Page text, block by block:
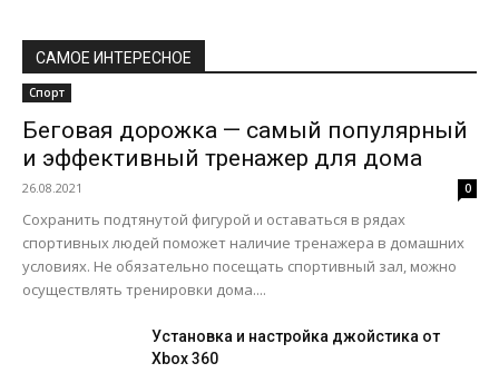
САМОЕ ИНТЕРЕСНОЕ
Спорт
Беговая дорожка — самый популярный
и эффективный тренажер для дома
26.08.2021 0
Сохранить подтянутой фигурой и оставаться в рядах
спортивных людей поможет наличие тренажера в домашних
условиях. Не обязательно посещать спортивный зал, можно
осуществлять тренировки дома....
Установка и настройка джойстика от
Xbox 360